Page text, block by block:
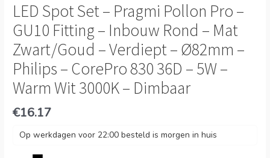
LED Spot Set – Pragmi Pollon Pro –
GU10 Fitting – Inbouw Rond – Mat
Zwart/Goud – Verdiept – Ø82mm –
Philips – CorePro 830 36D – 5W –
Warm Wit 3000K – Dimbaar
€16.17
Op werkdagen voor 22:00 besteld is morgen in huis